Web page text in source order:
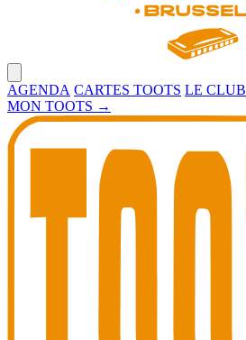
AGENDA CARTES TOOTS LE CLUB
MON TOOTS →
Toots Jazz Club